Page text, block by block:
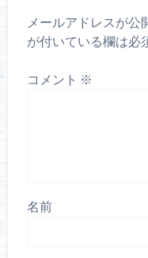
メールアドレスが公
が付いている欄は必
コメント ※
名前